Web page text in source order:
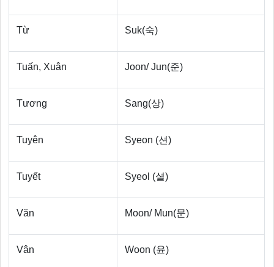
Từ Suk(숙)
Tuấn, Xuân Joon/ Jun(준)
Tương Sang(상)
Tuyên Syeon (션)
Tuyết Syeol (셜)
Văn Moon/ Mun(문)
Vân Woon (윤)